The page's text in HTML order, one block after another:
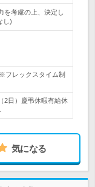
を考慮の上、決定し
し)
フレックスタイム制
2日）慶弔休暇有給休
気になる